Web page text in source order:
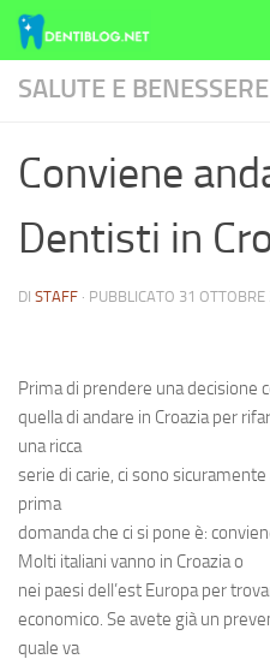
Skip to content
SALUTE E BENESSERE
Conviene
Dentisti in
DI STAFF · PUBBLICATO 31
Prima di prendere una decisione
quella di andare in Croazia per
una ricca
serie di carie, ci sono
prima
domanda che ci si pone è:
Molti italiani vanno in Croazia o
nei paesi dell’est Europa per
economico. Se avete già un
quale va